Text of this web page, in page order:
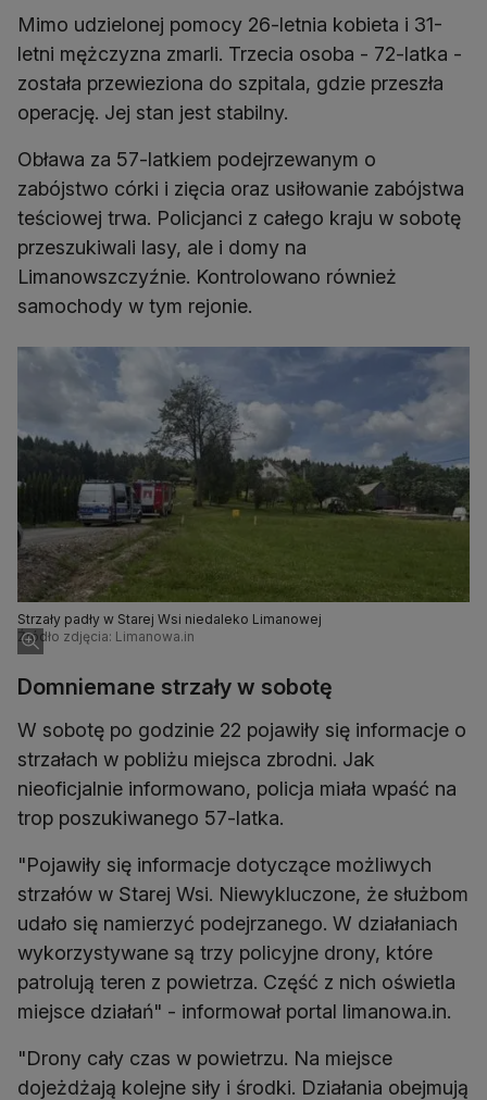
Mimo udzielonej pomocy 26-letnia kobieta i 31-
letni mężczyzna zmarli. Trzecia osoba - 72-latka -
została przewieziona do szpitala, gdzie przeszła
operację. Jej stan jest stabilny.
Obława za 57-latkiem podejrzewanym o
zabójstwo córki i zięcia oraz usiłowanie zabójstwa
teściowej trwa. Policjanci z całego kraju w sobotę
przeszukiwali lasy, ale i domy na
Limanowszczyźnie. Kontrolowano również
samochody w tym rejonie.
Strzały padły w Starej Wsi niedaleko Limanowej
Źródło zdjęcia: Limanowa.in
Domniemane strzały w sobotę
W sobotę po godzinie 22 pojawiły się informacje o
strzałach w pobliżu miejsca zbrodni. Jak
nieoficjalnie informowano, policja miała wpaść na
"Pojawiły się informacje dotyczące możliwych
strzałów w Starej Wsi. Niewykluczone, że służbom
udało się namierzyć podejrzanego. W działaniach
wykorzystywane są trzy policyjne drony, które
patrolują teren z powietrza. Część z nich oświetla
"Drony cały czas w powietrzu. Na miejsce
dojeżdżają kolejne siły i środki. Działania obejmują